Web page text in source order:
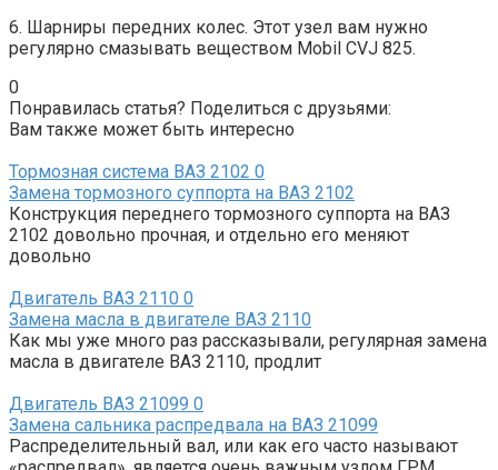
6. Шарниры передних колес. Этот узел вам нужно
регулярно смазывать веществом Mobil CVJ 825.
0
Понравилась статья? Поделиться с друзьями:
Вам также может быть интересно
Тормозная система ВАЗ 2102 0
Замена тормозного суппорта на ВАЗ 2102
Конструкция переднего тормозного суппорта на ВАЗ
2102 довольно прочная, и отдельно его меняют
довольно
Двигатель ВАЗ 2110 0
Замена масла в двигателе ВАЗ 2110
Как мы уже много раз рассказывали, регулярная замена
масла в двигателе ВАЗ 2110, продлит
Двигатель ВАЗ 21099 0
Замена сальника распредвала на ВАЗ 21099
Распределительный вал, или как его часто называют